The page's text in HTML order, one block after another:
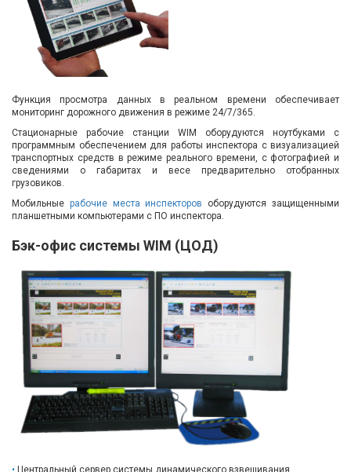
Функция просмотра данных в реальном времени обеспечивает
мониторинг дорожного движения в режиме 24/7/365.
Стационарные рабочие станции WIM оборудуются ноутбуками с
программным обеспечением для работы инспектора с визуализацией
транспортных средств в режиме реального времени, с фотографией и
сведениями о габаритах и ​​весе предварительно отобранных
грузовиков.
Мобильные рабочие места инспекторов
оборудуются защищенными
планшетными компьютерами с ПО инспектора.
Бэк-офис системы WIM (ЦОД)
Центральный сервер системы динамического взвешивания